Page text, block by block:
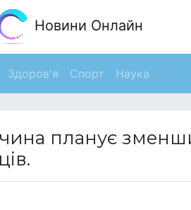
Новини Онлайн
Здоров'я Спорт Наука
планує